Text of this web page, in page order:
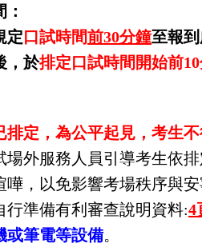
定口試時間前30分鐘至報
，於排定口試時間開始前
排定，為公平起見，考生不
場外服務人員引導考生依
嘩，以免影響考場秩序與安
行準備有利審查說明資料:4
或筆電等設備。